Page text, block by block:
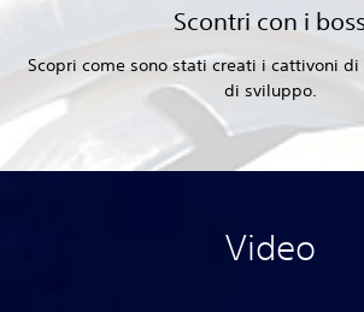
Scontri con i
Scopri come sono stati creati i cattivoni
di sviluppo.
Video